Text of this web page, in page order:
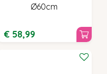
Ø60cm
€ 58,99